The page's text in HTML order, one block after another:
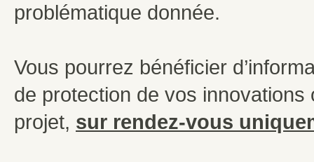
problématique donnée.
Vous pourrez bénéficier
de protection de vos
projet, sur rendez-vous